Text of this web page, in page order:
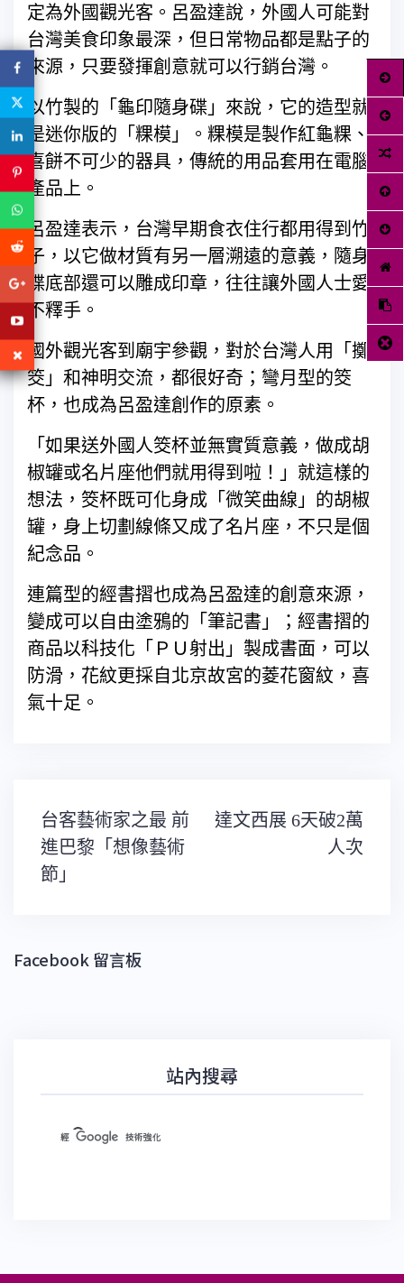
定為外國觀光客。呂盈達說，外國人可能對
台灣美食印象最深，但日常物品都是點子的
來源，只要發揮創意就可以行銷台灣。
以竹製的「龜印隨身碟」來說，它的造型就
是迷你版的「粿模」。粿模是製作紅龜粿、
喜餅不可少的器具，傳統的用品套用在電腦
產品上。
呂盈達表示，台灣早期食衣住行都用得到竹
子，以它做材質有另一層溯遠的意義，隨身
碟底部還可以雕成印章，往往讓外國人士愛
不釋手。
國外觀光客到廟宇參觀，對於台灣人用「擲
筊」和神明交流，都很好奇；彎月型的筊
杯，也成為呂盈達創作的原素。
「如果送外國人筊杯並無實質意義，做成胡
椒罐或名片座他們就用得到啦！」就這樣的
想法，筊杯既可化身成「微笑曲線」的胡椒
罐，身上切劃線條又成了名片座，不只是個
紀念品。
連篇型的經書摺也成為呂盈達的創意來源，
變成可以自由塗鴉的「筆記書」；經書摺的
商品以科技化「ＰＵ射出」製成書面，可以
防滑，花紋更採自北京故宮的菱花窗紋，喜
氣十足。
文
章
導
覽
台客藝術家之最 前
進巴黎「想像藝術
節」
達文西展 6天破2萬
人次
Facebook 留言板
站內搜尋